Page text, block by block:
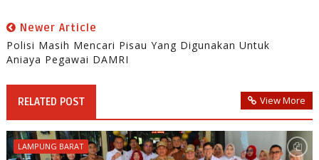
Newer Article
Polisi Masih Mencari Pisau Yang Digunakan Untuk
Aniaya Pegawai DAMRI
RELATED POST View More
LAMPUNG BARAT